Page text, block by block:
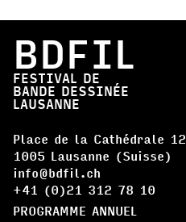
BDFIL
FESTIVAL DE
BANDE DESSINÉE
LAUSANNE
Place de la Cathédrale 12
1005 Lausanne (Suisse)
info@bdfil.ch
+41 (0)21 312 78 10
PROGRAMME ANNUEL